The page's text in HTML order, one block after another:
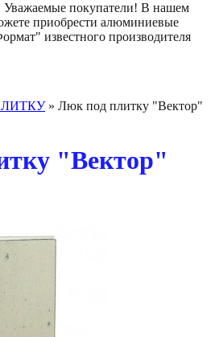
покупатели! В нашем
приобрести алюминиевые
известного производителя
» Люк под плитку "Вектор"
"Вектор"